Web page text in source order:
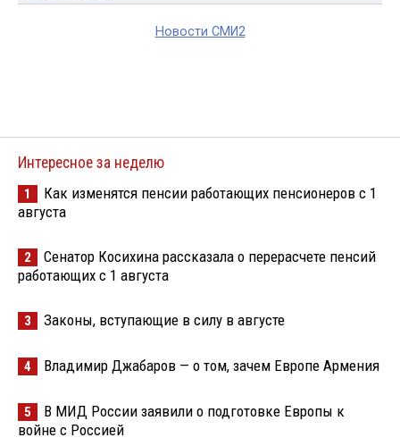
Новости СМИ2
Интересное за неделю
1
Как изменятся пенсии работающих пенсионеров с 1
августа
2
Сенатор Косихина рассказала о перерасчете пенсий
работающих с 1 августа
3 Законы, вступающие в силу в августе
4 Владимир Джабаров — о том, зачем Европе Армения
5
В МИД России заявили о подготовке Европы к
войне с Россией